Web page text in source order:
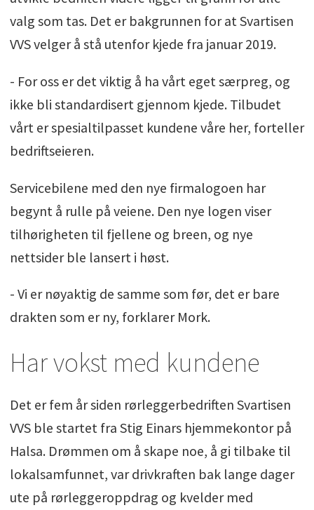
valg som tas. Det er bakgrunnen for at Svartisen
VVS velger å stå utenfor kjede fra januar 2019.
- For oss er det viktig å ha vårt eget særpreg, og
ikke bli standardisert gjennom kjede. Tilbudet
vårt er spesialtilpasset kundene våre her, forteller
bedriftseieren.
Servicebilene med den nye firmalogoen har
begynt å rulle på veiene. Den nye logen viser
tilhørigheten til fjellene og breen, og nye
nettsider ble lansert i høst.
- Vi er nøyaktig de samme som før, det er bare
drakten som er ny, forklarer Mork.
Har vokst med kundene
Det er fem år siden rørleggerbedriften Svartisen
VVS ble startet fra Stig Einars hjemmekontor på
Halsa. Drømmen om å skape noe, å gi tilbake til
lokalsamfunnet, var drivkraften bak lange dager
ute på rørleggeroppdrag og kvelder med